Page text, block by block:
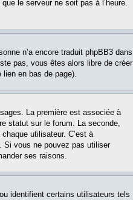
le serveur ne soit pas à l’heure.
n’a encore traduit phpBB3 dans
pas, vous êtes alors libre de créer
lien en bas de page).
La première est associée à
statut sur le forum. La seconde,
utilisateur. C’est à
Si vous ne pouvez pas utiliser
ses raisons.
identifient certains utilisateurs tels